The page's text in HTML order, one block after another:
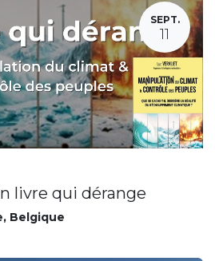
SEPT.
11
livre qui dérange
, Belgique